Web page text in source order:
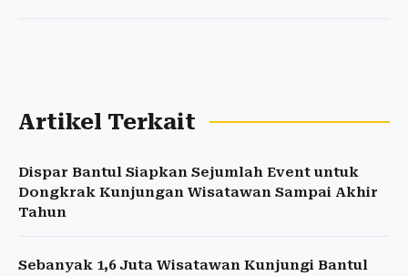
Artikel Terkait
Dispar Bantul Siapkan Sejumlah Event untuk
Dongkrak Kunjungan Wisatawan Sampai Akhir
Tahun
Sebanyak 1,6 Juta Wisatawan Kunjungi Bantul